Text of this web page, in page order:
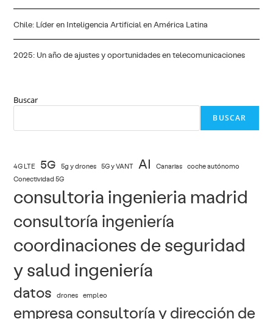
Chile: Líder en Inteligencia Artificial en América Latina
2025: Un año de ajustes y oportunidades en telecomunicaciones
Buscar
BUSCAR
4G LTE 5G 5g y drones 5G y VANT AI Canarias coche autónomo
Conectividad 5G
consultoria ingenieria madrid
consultoría ingeniería
coordinaciones de seguridad
y salud ingeniería
datos drones empleo
empresa consultoría y dirección de